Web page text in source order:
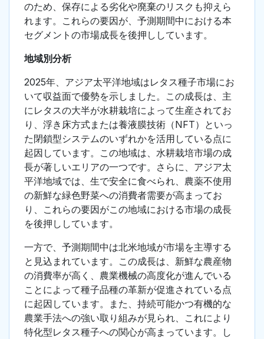
のため、保存による劣化や廃棄のリスクも抑えら
れます。これらの要因が、予測期間中における本
セグメントの市場成長を後押ししています。
地域別分析
2025年、アジア太平洋地域はレタス種子市場にお
いて収益面で優勢を示しました。この成長は、主
にレタスの大半が水耕栽培によって生産されてお
り、浮き床方式または養液膜技術（NFT）といっ
た閉鎖型システムのいずれかを活用している点に
起因しています。この地域は、水耕栽培市場の成
長が著しいエリアの一つです。さらに、アジア太
平洋地域では、生で安全に食べられ、農薬不使用
の新鮮な緑色野菜への消費者需要が高まってお
り、これらの要因がこの地域における市場の成長
を後押ししています。
一方で、予測期間中は北米地域が市場を主導する
と見込まれています。この成長は、新鮮な農産物
の消費率が高く、農業機械の高度化が進んでいる
ことによって種子品種の革新が促進されている点
に起因しています。また、持続可能かつ有機的な
農業手法への強い取り組みが見られ、これにより
特化型レタス種子への関心が高まっています。し